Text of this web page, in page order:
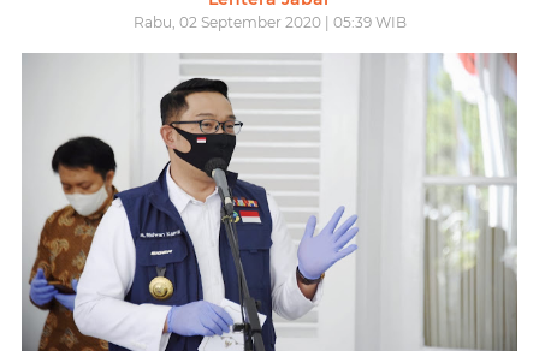
Rabu, 02 September 2020 | 05:39 WIB